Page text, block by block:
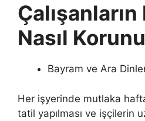
Çalışanların
Nasıl
Bayram ve Ara
Her işyerinde mutlaka
tatil yapılması ve işçilerin